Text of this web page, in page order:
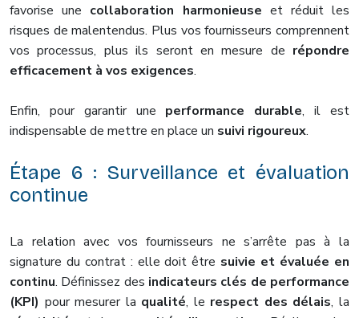
favorise une collaboration harmonieuse et réduit les
risques de malentendus. Plus vos fournisseurs comprennent
vos processus, plus ils seront en mesure de répondre
efficacement à vos exigences.
Enfin, pour garantir une performance durable, il est
indispensable de mettre en place un suivi rigoureux.
Étape 6 : Surveillance et évaluation
continue
La relation avec vos fournisseurs ne s’arrête pas à la
signature du contrat : elle doit être suivie et évaluée en
continu. Définissez des indicateurs clés de performance
(KPI) pour mesurer la qualité, le respect des délais, la